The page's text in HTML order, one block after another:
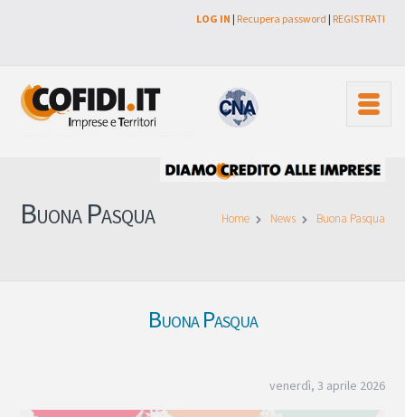
LOG IN | Recupera password | REGISTRATI
Buona Pasqua Home News Buona Pasqua
Buona Pasqua
venerdì, 3 aprile 2026